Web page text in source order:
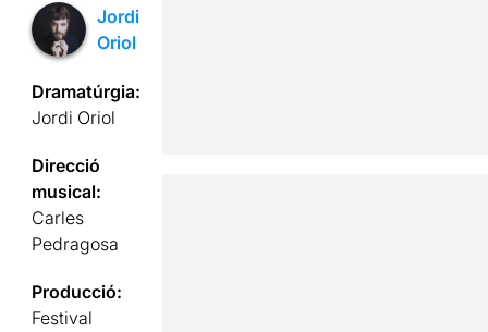
Jordi
Oriol
Dramatúrgia:
Jordi Oriol
Direcció
musical:
Carles
Pedragosa
Producció:
Festival